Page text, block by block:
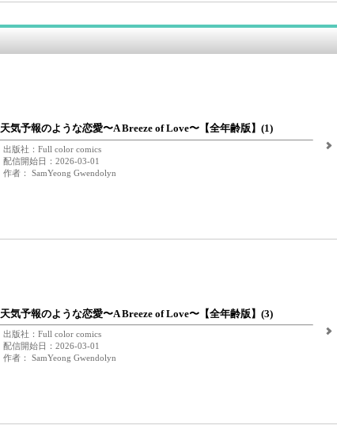
天気予報のような恋愛〜A Breeze of Love〜【全年齢版】(1)
出版社：Full color comics
配信開始日：2026-03-01
作者： SamYeong Gwendolyn
天気予報のような恋愛〜A Breeze of Love〜【全年齢版】(3)
出版社：Full color comics
配信開始日：2026-03-01
作者： SamYeong Gwendolyn